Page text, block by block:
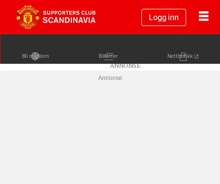
Logg inn
Bli medlem Billetter Nettbutikk
Annonse